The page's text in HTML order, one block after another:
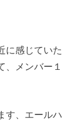
に感じていた
メンバー１
す、エールハ